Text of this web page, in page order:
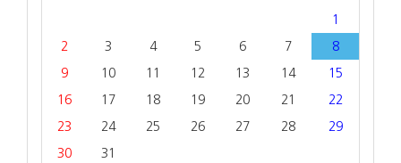
1
2 3 4 5 6 7 8
9 10 11 12 13 14 15
16 17 18 19 20 21 22
23 24 25 26 27 28 29
30 31